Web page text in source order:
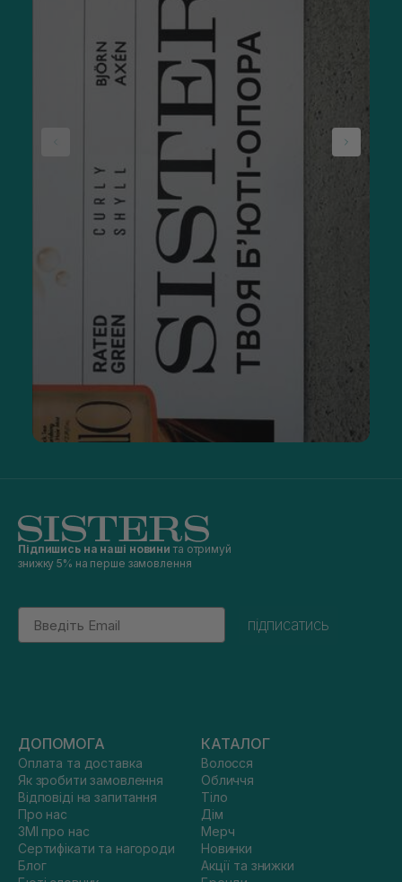
Підпишись на наші новини та отримуй
знижку 5% на перше замовлення
Email
підписатись
ДОПОМОГА
Оплата та доставка
Як зробити замовлення
Відповіді на запитання
Про нас
ЗМІ про нас
Сертифікати та нагороди
Блог
КАТАЛОГ
Волосся
Обличчя
Тіло
Дім
Мерч
Новинки
Акції та знижки